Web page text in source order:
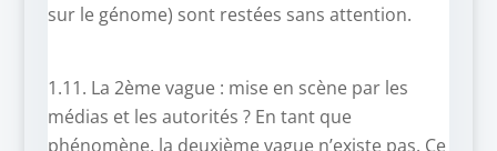
sur le génome) sont restées sans attention.
1.11. La 2ème vague : mise en scène par les
médias et les autorités ? En tant que
phénomène, la deuxième vague n’existe pas. Ce